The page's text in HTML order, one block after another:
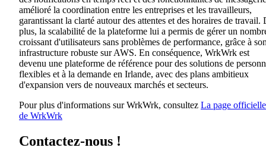
amélioré la coordination entre les entreprises et les travailleurs,
garantissant la clarté autour des attentes et des horaires de travail.
plus, la scalabilité de la plateforme lui a permis de gérer un
croissant d'utilisateurs sans problèmes de performance, grâce à
infrastructure robuste sur AWS. En conséquence, WrkWrk est
devenu une plateforme de référence pour des solutions de
flexibles et à la demande en Irlande, avec des plans ambitieux
d'expansion vers de nouveaux marchés et secteurs.
Pour plus d'informations sur WrkWrk, consultez La page officielle
de WrkWrk
Contactez-nous !